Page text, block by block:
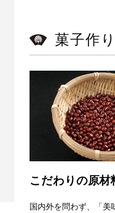
菓子作
こだわりの原材
国内外を問わず、「美